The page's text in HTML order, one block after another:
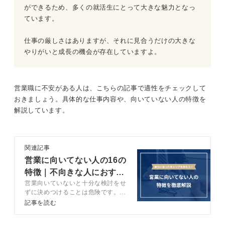
ができるため、多くの就活生にとって大きな魅力となっ
ています。
仕事の厳しさはありますが、それに見合うだけの大きな
やりがいと成長の機会が存在していますよ。
営業職に不安がある人は、こちらの記事で適性をチェックして
おきましょう。具体的な仕事内容や、向いていない人の特徴を
解説しています。
関連記事
営業に向いてない人の16の
特徴｜不向きな人におすす
めの道も解説
営業向いていないと十分な検討をせ
ずに決めつけることは危険です。ま
ずは営業職の理解を深めましょう。
記事を読む